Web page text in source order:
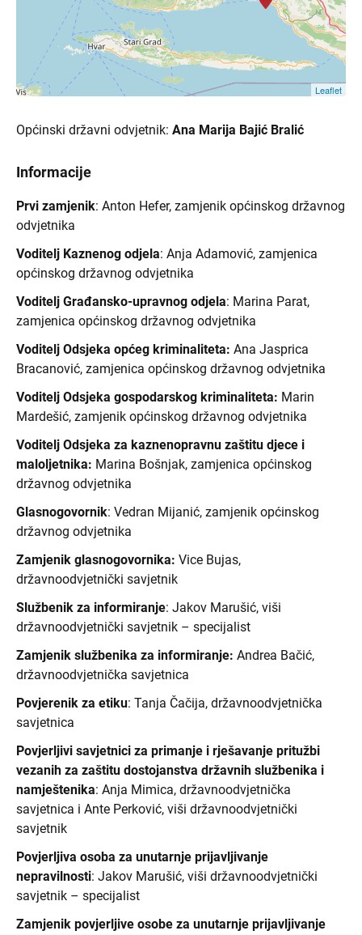
Leaflet
Općinski državni odvjetnik: Ana Marija Bajić Bralić
Informacije
Prvi zamjenik: Anton Hefer, zamjenik općinskog državnog
odvjetnika
Voditelj Kaznenog odjela: Anja Adamović, zamjenica
općinskog državnog odvjetnika
Voditelj Građansko-upravnog odjela: Marina Parat,
zamjenica općinskog državnog odvjetnika
Voditelj Odsjeka općeg kriminaliteta: Ana Jasprica
Bracanović, zamjenica općinskog državnog odvjetnika
Voditelj Odsjeka gospodarskog kriminaliteta: Marin
Mardešić, zamjenik općinskog državnog odvjetnika
Voditelj Odsjeka za kaznenopravnu zaštitu djece i
maloljetnika: Marina Bošnjak, zamjenica općinskog
državnog odvjetnika
Glasnogovornik: Vedran Mijanić, zamjenik općinskog
državnog odvjetnika
Zamjenik glasnogovornika: Vice Bujas,
državnoodvjetnički savjetnik
Službenik za informiranje: Jakov Marušić, viši
državnoodvjetnički savjetnik – specijalist
Zamjenik službenika za informiranje: Andrea Bačić,
državnoodvjetnička savjetnica
Povjerenik za etiku: Tanja Čačija, državnoodvjetnička
savjetnica
Povjerljivi savjetnici za primanje i rješavanje pritužbi
vezanih za zaštitu dostojanstva državnih službenika i
namještenika: Anja Mimica, državnoodvjetnička
savjetnica i Ante Perković, viši državnoodvjetnički
savjetnik
Povjerljiva osoba za unutarnje prijavljivanje
nepravilnosti: Jakov Marušić, viši državnoodvjetnički
savjetnik – specijalist
Zamjenik povjerljive osobe za unutarnje prijavljivanje